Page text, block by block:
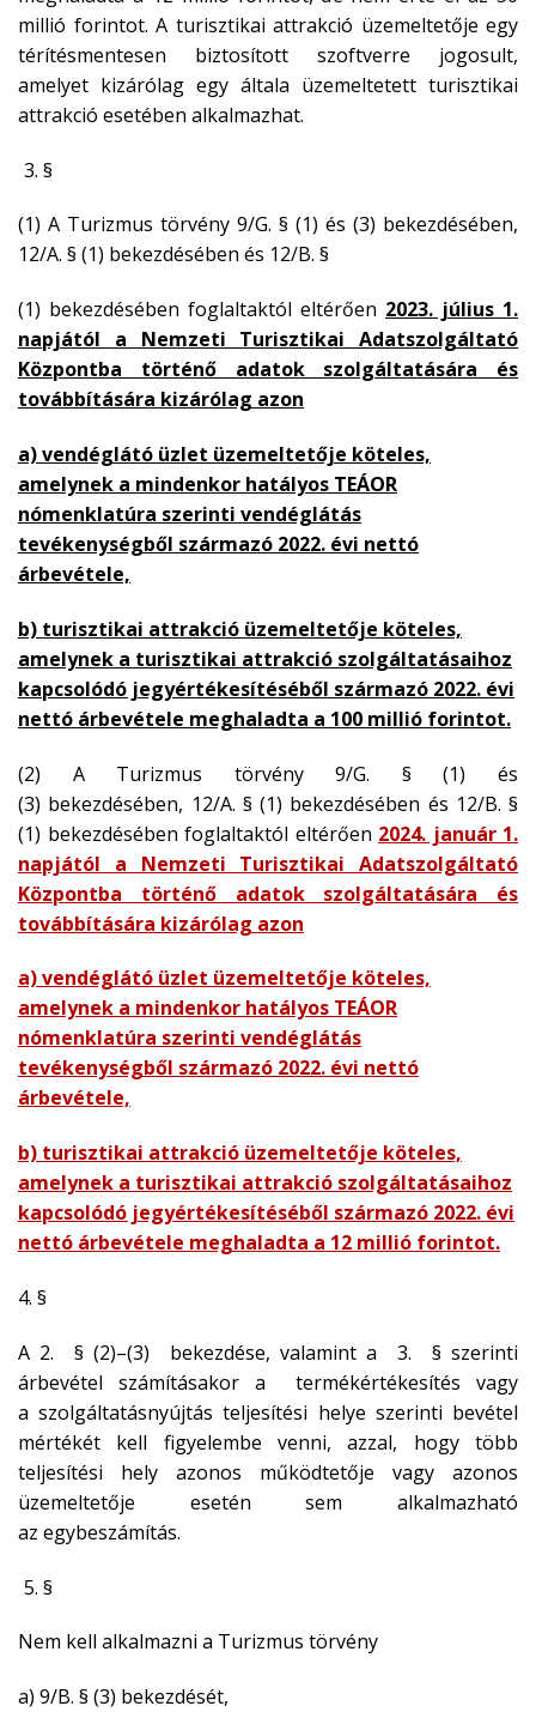
millió forintot. A turisztikai attrakció üzemeltetője egy
térítésmentesen biztosított szoftverre jogosult,
amelyet kizárólag egy általa üzemeltetett turisztikai
attrakció esetében alkalmazhat.
§
(1) A Turizmus törvény 9/G. § (1) és (3) bekezdésében,
12/A. § (1) bekezdésében és 12/B. §
(1) bekezdésében foglaltaktól eltérően 2023. július 1.
napjától a Nemzeti Turisztikai Adatszolgáltató
Központba történő adatok szolgáltatására és
továbbítására kizárólag azon
a) vendéglátó üzlet üzemeltetője köteles,
amelynek a mindenkor hatályos TEÁOR
nómenklatúra szerinti vendéglátás
tevékenységből származó 2022. évi nettó
árbevétele,
b) turisztikai attrakció üzemeltetője köteles,
amelynek a turisztikai attrakció szolgáltatásaihoz
kapcsolódó jegyértékesítéséből származó 2022. évi
nettó árbevétele meghaladta a 100 millió forintot.
(2) A Turizmus törvény 9/G. § (1) és
(3) bekezdésében, 12/A. § (1) bekezdésében és 12/B. §
(1) bekezdésében foglaltaktól eltérően 2024. január 1.
napjától a Nemzeti Turisztikai Adatszolgáltató
Központba történő adatok szolgáltatására és
továbbítására kizárólag azon
a) vendéglátó üzlet üzemeltetője köteles,
amelynek a mindenkor hatályos TEÁOR
nómenklatúra szerinti vendéglátás
tevékenységből származó 2022. évi nettó
árbevétele,
b) turisztikai attrakció üzemeltetője köteles,
amelynek a turisztikai attrakció szolgáltatásaihoz
kapcsolódó jegyértékesítéséből származó 2022. évi
nettó árbevétele meghaladta a 12 millió forintot.
4. §
A 2. § (2)–(3) bekezdése, valamint a 3. § szerinti
árbevétel számításakor a termékértékesítés vagy
a szolgáltatásnyújtás teljesítési helye szerinti bevétel
mértékét kell figyelembe venni, azzal, hogy több
teljesítési hely azonos működtetője vagy azonos
üzemeltetője esetén sem alkalmazható
az egybeszámítás.
§
Nem kell alkalmazni a Turizmus törvény
a) 9/B. § (3) bekezdését,